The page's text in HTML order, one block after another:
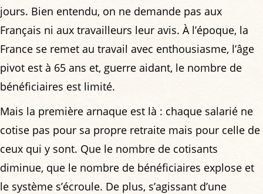
jours. Bien entendu, on ne demande pas aux
Français ni aux travailleurs leur avis. À l’époque, la
France se remet au travail avec enthousiasme, l’âge
pivot est à 65 ans et, guerre aidant, le nombre de
bénéficiaires est limité.
Mais la première arnaque est là : chaque salarié ne
cotise pas pour sa propre retraite mais pour celle de
ceux qui y sont. Que le nombre de cotisants
diminue, que le nombre de bénéficiaires explose et
le système s’écroule. De plus, s’agissant d’une